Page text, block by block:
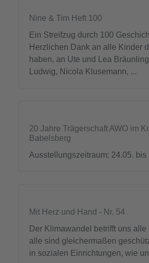
Nine & Tim Heft 100
Ein Streifzug durch 100
Herzlichen Dank an alle Kinder
haben, an Ute und Lea
Ludwig, Nicola Klusemann, ...
20 Jahre Trägerschaft AWO im
Babelsberg
Ausstellungszeitraum: 24.05. bis
Mit Herz und Hand - Nr. 54
Der Klimawandel betrifft uns alle
alle sind gleichermaßen
in sozialen Einrichtungen, wie